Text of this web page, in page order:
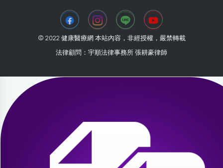
© 2022 健康醫療網 本站內容，非經授權，嚴禁轉載
法律顧問：宇順法律事務所 張耕豪律師